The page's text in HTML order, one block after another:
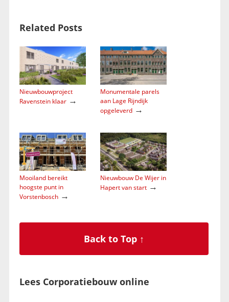
Related Posts
Nieuwbouwproject
Ravenstein klaar→
Monumentale parels
aan Lage Rijndijk
opgeleverd→
Mooiland bereikt
hoogste punt in
Vorstenbosch→
Nieuwbouw De Wijer in
Hapert van start→
Back to Top ↑
Lees Corporatiebouw online